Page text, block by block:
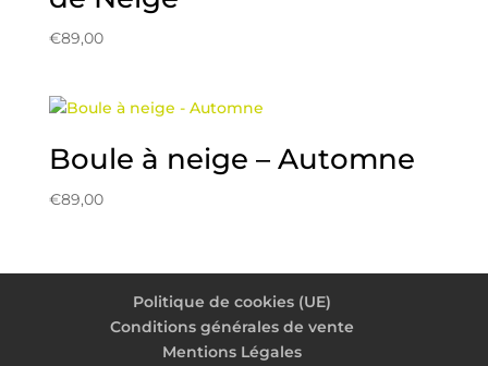
€89,00
Boule à neige – Automne
€89,00
Politique de cookies (UE)
Conditions générales de vente
Mentions Légales